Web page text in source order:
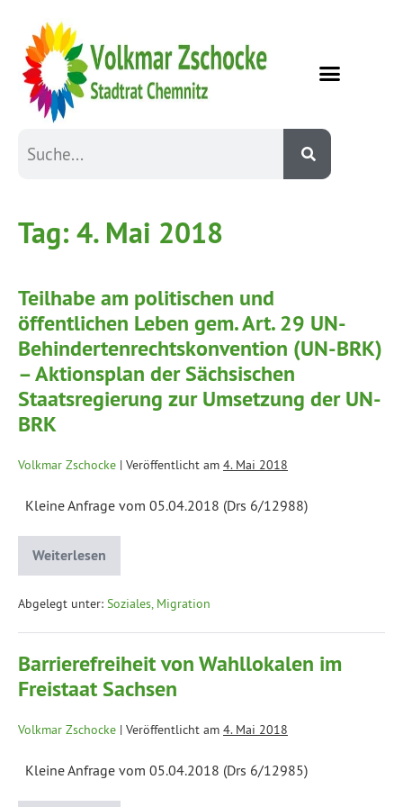
Tag:4. Mai 2018
Teilhabe am politischen und
öffentlichen Leben gem. Art. 29 UN-
Behindertenrechtskonvention (UN-BRK)
– Aktionsplan der Sächsischen
Staatsregierung zur Umsetzung der UN-
BRK
Volkmar Zschocke | Veröffentlicht am 4. Mai 2018
Kleine Anfrage vom 05.04.2018 (Drs 6/12988)
Weiterlesen
Abgelegt unter: Soziales, Migration
Barrierefreiheit von Wahllokalen im
Freistaat Sachsen
Volkmar Zschocke | Veröffentlicht am 4. Mai 2018
Kleine Anfrage vom 05.04.2018 (Drs 6/12985)